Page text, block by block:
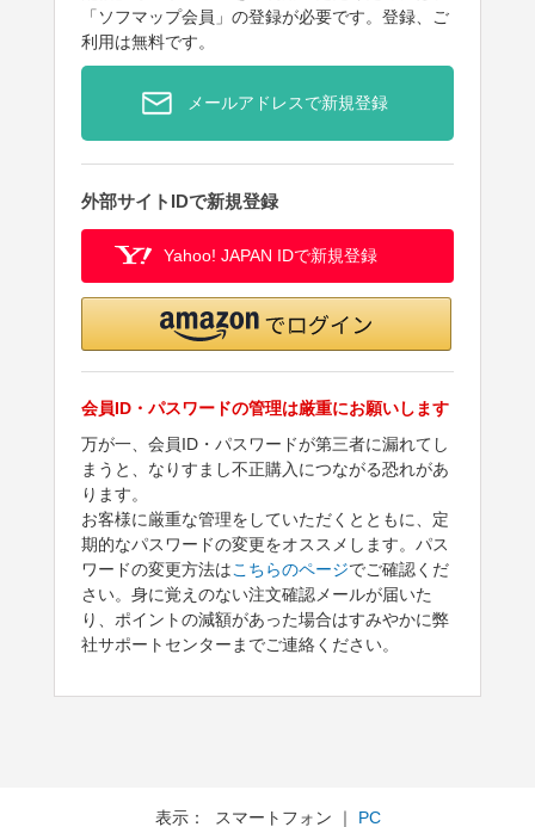
「ソフマップ会員」の登録が必要です。登録、ご
利用は無料です。
メールアドレスで新規登録
外部サイトIDで新規登録
Yahoo! JAPAN IDで新規登録
会員ID・パスワードの管理は厳重にお願いします
万が一、会員ID・パスワードが第三者に漏れてし
まうと、なりすまし不正購入につながる恐れがあ
ります。
お客様に厳重な管理をしていただくとともに、定
期的なパスワードの変更をオススメします。パス
ワードの変更方法はこちらのページでご確認くだ
さい。身に覚えのない注文確認メールが届いた
り、ポイントの減額があった場合はすみやかに弊
社サポートセンターまでご連絡ください。
表示： スマートフォン ｜ PC